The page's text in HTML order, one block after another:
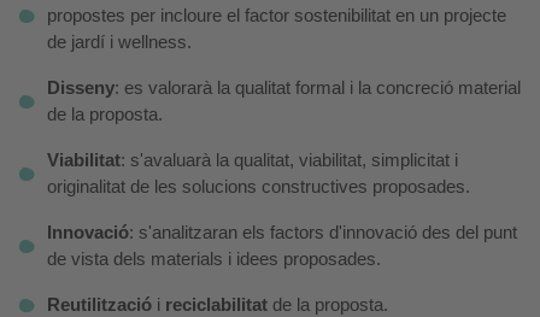
propostes per incloure el factor sostenibilitat en un projecte
de jardí i wellness.
Disseny: es valorarà la qualitat formal i la concreció material
de la proposta.
Viabilitat: s'avaluarà la qualitat, viabilitat, simplicitat i
originalitat de les solucions constructives proposades.
Innovació: s'analitzaran els factors d'innovació des del punt
de vista dels materials i idees proposades.
Reutilitzaciói reciclabilitatde la proposta.